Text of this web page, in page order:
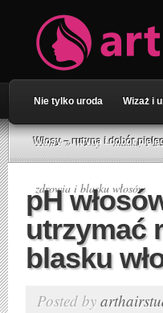
Nie tylko uroda Wizaż i
Włosy – rutyna i dobór
Home»Włosy – maski,
zdrowia i blasku włosów
pH
utrzymać
blasku
Posted by